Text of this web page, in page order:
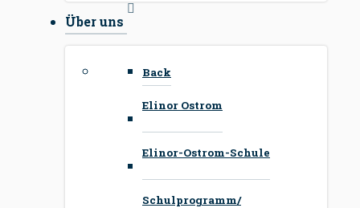
Über uns
Back
Elinor Ostrom
Elinor-Ostrom-Schule
Schulprogramm/